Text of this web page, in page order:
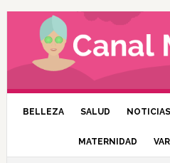
BELLEZA SALUD NOTICIAS
MATERNIDAD